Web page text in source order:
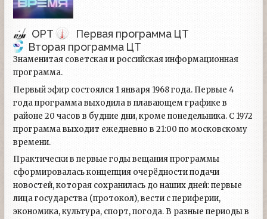
ОРТ
Первая программа ЦТ
Вторая программа ЦТ
Знаменитая советская и российская информационная
программа.
Первый эфир состоялся 1 января 1968 года. Первые 4
года программа выходила в плавающем графике в
районе 20 часов в будние дни, кроме понедельника. С 1972
программа выходит ежедневно в 21:00 по московскому
времени.
Практически в первые годы вещания программы
сформировалась концепция очерёдности подачи
новостей, которая сохранилась до наших дней: первые
лица государства (протокол), вести с периферии,
экономика, культура, спорт, погода. В разные периоды в